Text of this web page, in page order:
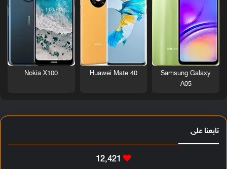
Samsung Galaxy
A05
Huawei Mate 40
Nokia X100
تابعنا على
12٬421